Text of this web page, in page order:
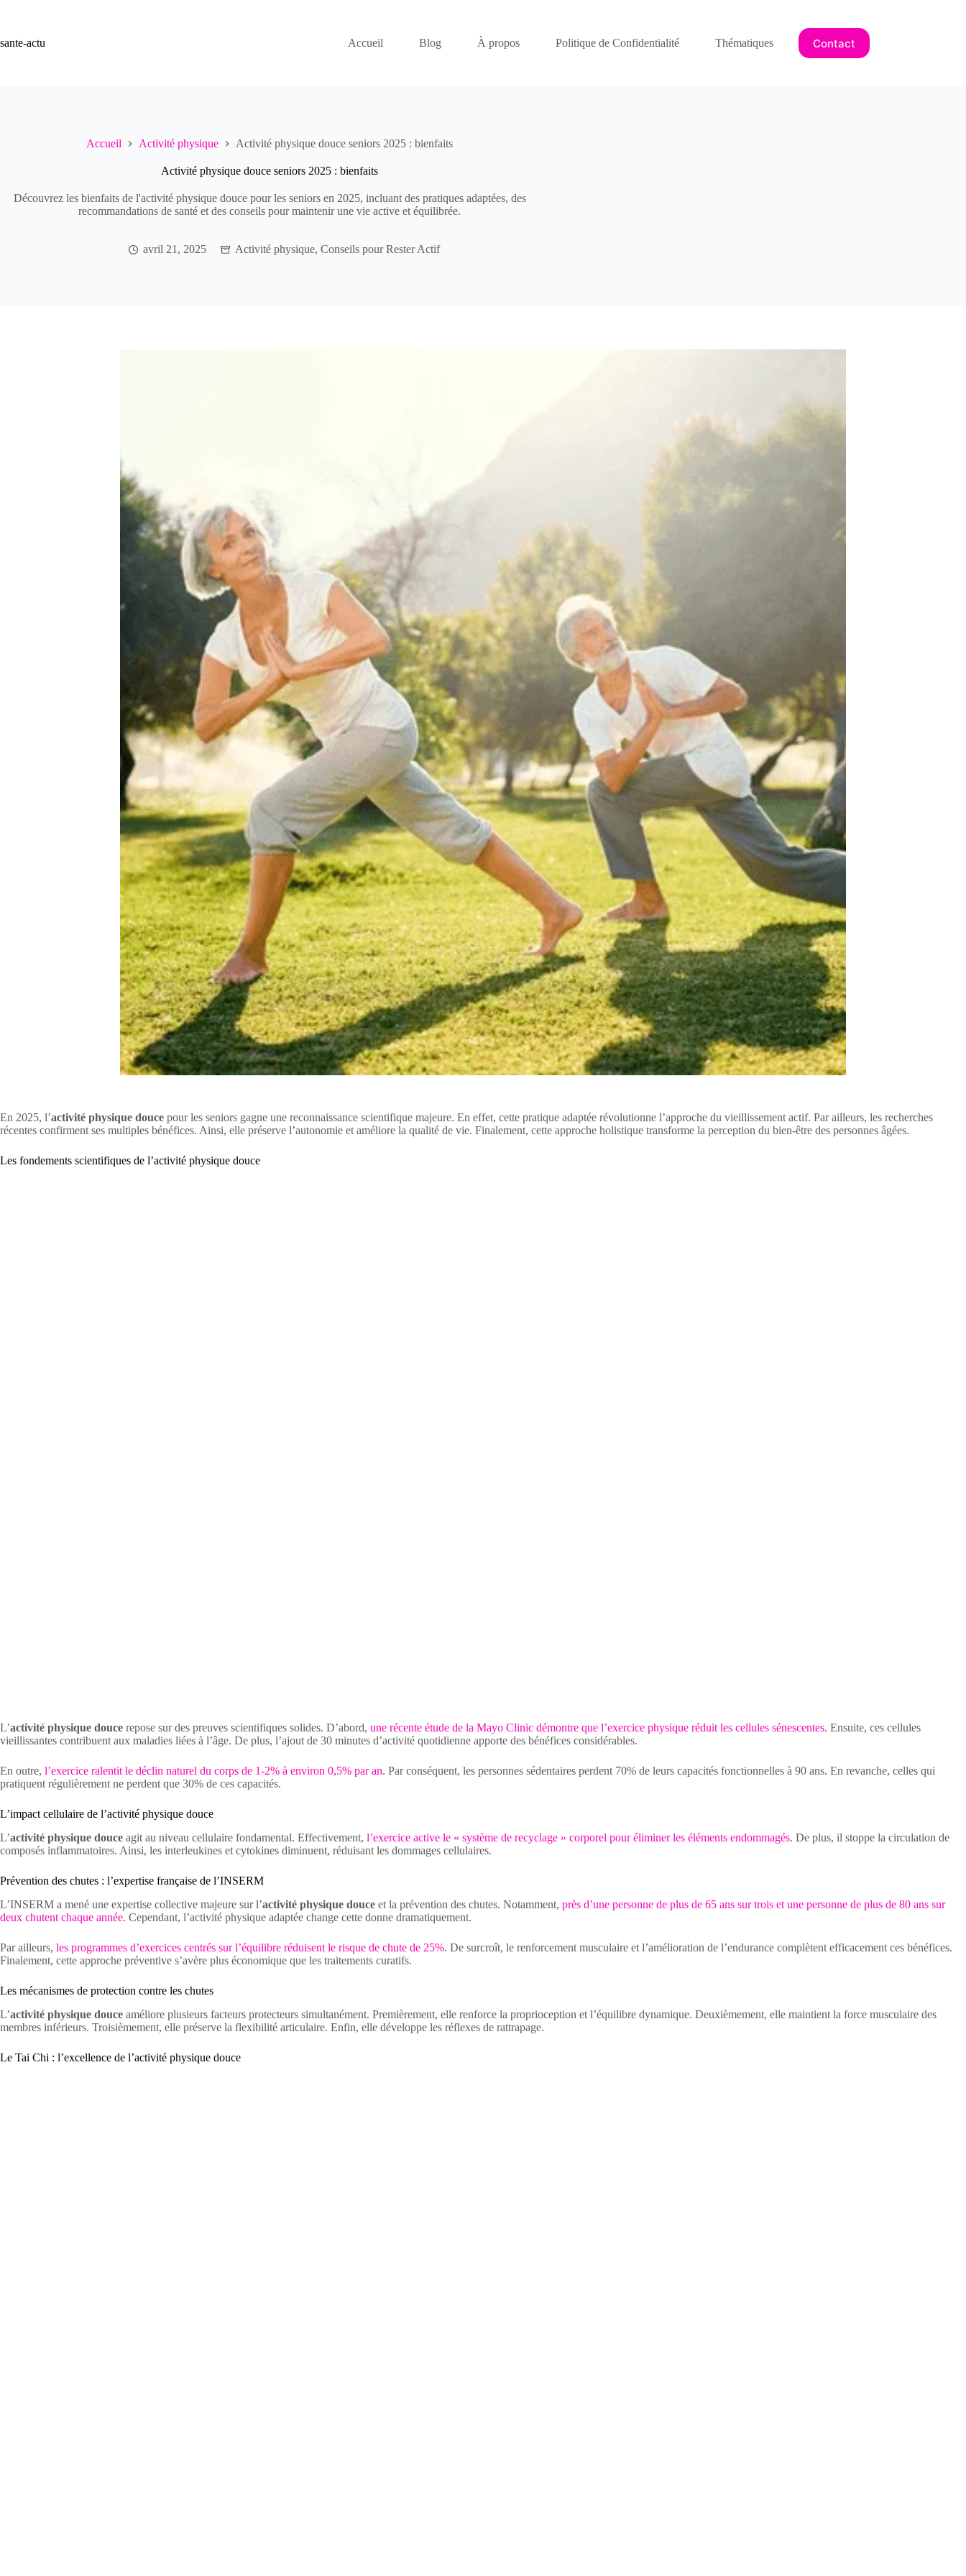
sante-actu
Accueil Blog À propos Politique de Confidentialité Thématiques Contact
Accueil Activité physique Activité physique douce seniors 2025 : bienfaits
Activité physique douce seniors 2025 : bienfaits
Découvrez les bienfaits de l'activité physique douce pour les seniors en 2025, incluant des pratiques adaptées, des
recommandations de santé et des conseils pour maintenir une vie active et équilibrée.
avril 21, 2025 Activité physique, Conseils pour Rester Actif
En 2025, l’activité physique douce pour les seniors gagne une reconnaissance scientifique majeure. En effet, cette pratique adaptée révolutionne l’approche du vieillissement actif. Par ailleurs, les recherches
récentes confirment ses multiples bénéfices. Ainsi, elle préserve l’autonomie et améliore la qualité de vie. Finalement, cette approche holistique transforme la perception du bien-être des personnes âgées.
Les fondements scientifiques de l’activité physique douce
L’activité physique douce repose sur des preuves scientifiques solides. D’abord, une récente étude de la Mayo Clinic démontre que l’exercice physique réduit les cellules sénescentes. Ensuite, ces cellules
vieillissantes contribuent aux maladies liées à l’âge. De plus, l’ajout de 30 minutes d’activité quotidienne apporte des bénéfices considérables.
En outre, l’exercice ralentit le déclin naturel du corps de 1-2% à environ 0,5% par an. Par conséquent, les personnes sédentaires perdent 70% de leurs capacités fonctionnelles à 90 ans. En revanche, celles qui
pratiquent régulièrement ne perdent que 30% de ces capacités.
L’impact cellulaire de l’activité physique douce
L’activité physique douce agit au niveau cellulaire fondamental. Effectivement, l’exercice active le « système de recyclage » corporel pour éliminer les éléments endommagés. De plus, il stoppe la circulation de
composés inflammatoires. Ainsi, les interleukines et cytokines diminuent, réduisant les dommages cellulaires.
Prévention des chutes : l’expertise française de l’INSERM
L’INSERM a mené une expertise collective majeure sur l’activité physique douce et la prévention des chutes. Notamment, près d’une personne de plus de 65 ans sur trois et une personne de plus de 80 ans sur
deux chutent chaque année. Cependant, l’activité physique adaptée change cette donne dramatiquement.
Par ailleurs, les programmes d’exercices centrés sur l’équilibre réduisent le risque de chute de 25%. De surcroît, le renforcement musculaire et l’amélioration de l’endurance complètent efficacement ces bénéfices.
Finalement, cette approche préventive s’avère plus économique que les traitements curatifs.
Les mécanismes de protection contre les chutes
L’activité physique douce améliore plusieurs facteurs protecteurs simultanément. Premièrement, elle renforce la proprioception et l’équilibre dynamique. Deuxièmement, elle maintient la force musculaire des
membres inférieurs. Troisièmement, elle préserve la flexibilité articulaire. Enfin, elle développe les réflexes de rattrapage.
Le Tai Chi : l’excellence de l’activité physique douce